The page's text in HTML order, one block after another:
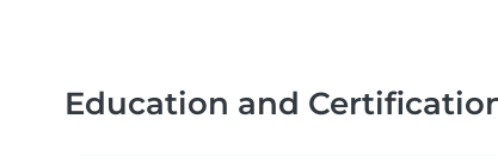
Education and